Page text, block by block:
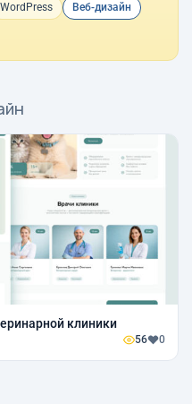
WordPress
Веб-дизайн
клиники
56 0